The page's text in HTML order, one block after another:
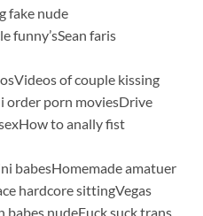
fake nude
funny’sSean faris
of couple kissing
order porn moviesDrive
to anally fist
babesHomemade amatuer
hardcore sittingVegas
babes nudeFuck suck trans